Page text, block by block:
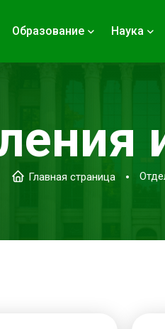
Образование Наука
Главная страница